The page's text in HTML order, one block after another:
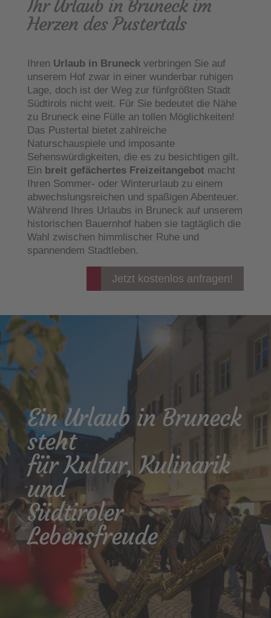
Ihr Urlaub in Bruneckim
Herzen des Pustertals
Ihren Urlaub in Bruneckverbringen Sie auf
unserem Hof zwar in einer wunderbar ruhigen
Lage, doch ist der Weg zur fünfgrößten Stadt
Südtirols nicht weit. Für Sie bedeutet die Nähe
zu Bruneck eine Fülle an tollen Möglichkeiten!
Das Pustertal bietet zahlreiche
Naturschauspiele und imposante
Sehenswürdigkeiten, die es zu besichtigen gilt.
Ein breit gefächertes Freizeitangebot macht
Ihren Sommer- oder Winterurlaub zu einem
abwechslungsreichen und spaßigen Abenteuer.
Während Ihres Urlaubs in Bruneck auf unserem
historischen Bauernhof haben sie tagtäglich die
Wahl zwischen himmlischer Ruhe und
spannendem Stadtleben.
Jetzt kostenlos anfragen!
Ein Urlaub in Bruneck
steht
für Kultur, Kulinarik
und
Südtiroler
Lebensfreude